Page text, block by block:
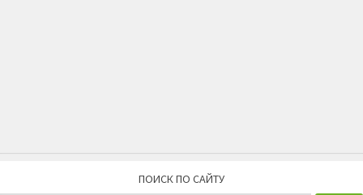
ПОИСК ПО САЙТУ